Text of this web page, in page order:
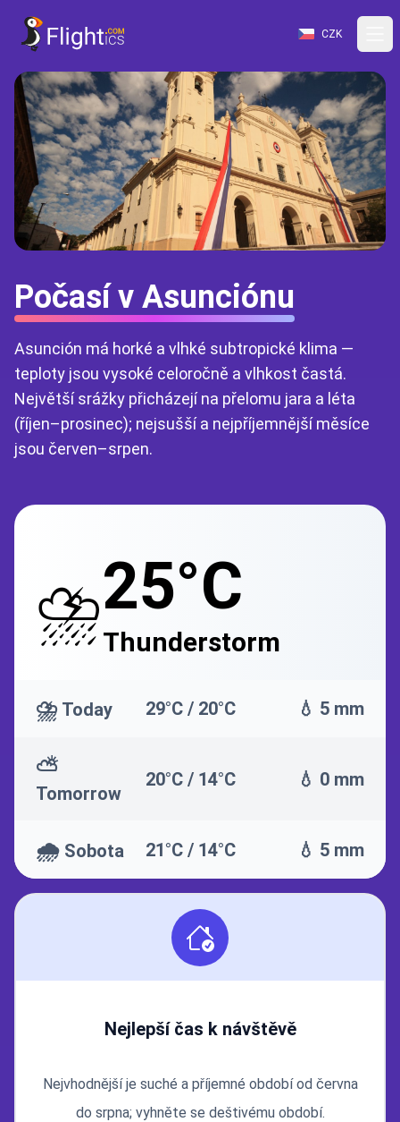
CZK
Počasí v Asunciónu
Asunción má horké a vlhké subtropické klima —
teploty jsou vysoké celoročně a vlhkost častá.
Největší srážky přicházejí na přelomu jara a léta
(říjen–prosinec); nejsušší a nejpříjemnější měsíce
jsou červen–srpen.
⛈️25°C
Thunderstorm
⛈️ Today 29°C / 20°C 💧 5 mm
⛅
Tomorrow
20°C / 14°C 💧 0 mm
🌧️ Sobota 21°C / 14°C 💧 5 mm
Nejlepší čas k návštěvě
Nejvhodnější je suché a příjemné období od června
do srpna; vyhněte se deštivému období.